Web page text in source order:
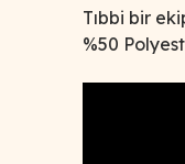
Tıbbi bir
%50